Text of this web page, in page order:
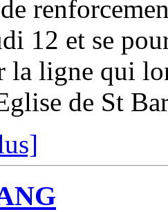
12 et se
la ligne qui
de St